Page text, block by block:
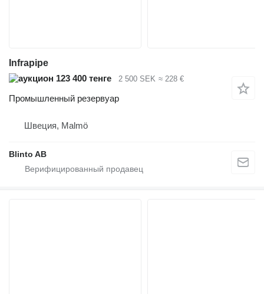
Infrapipe
123 400 тенге
2 500 SEK ≈ 228 €
Промышленный резервуар
Швеция, Malmö
Blinto AB